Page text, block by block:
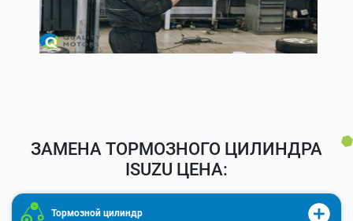
ЗАМЕНА ТОРМОЗНОГО ЦИЛИНДРА
ISUZU ЦЕНА:
Тормозной цилиндр